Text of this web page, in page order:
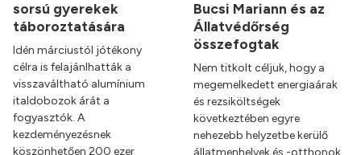
sorsú gyerekek
táboroztatására
Idén márciustól jótékony
célra is felajánlhatták a
visszaváltható alumínium
italdobozok árát a
fogyasztók. A
kezdeményezésnek
köszönhetően 200 ezer
Bucsi Mariann és az
Állatvédőrség
összefogtak
Nem titkolt céljuk, hogy a
megemelkedett energiaárak
és rezsiköltségek
következtében egyre
nehezebb helyzetbe kerülő
állatmenhelyek és -otthonok